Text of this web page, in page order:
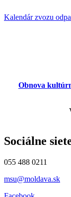
Kalendár zvozu
Obnova
Sociálne
055 488 0211
msu@moldava.sk